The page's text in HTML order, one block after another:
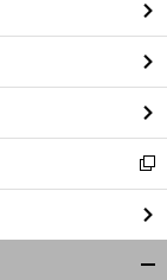
ィ
ン
ド
ウ
で
開
く
新
し
い
ウ
ィ